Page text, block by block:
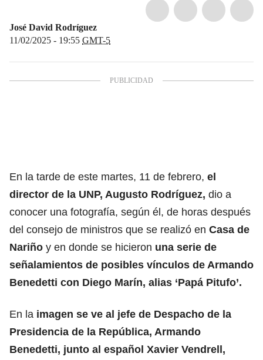
José David Rodríguez
11/02/2025 - 19:55 GMT-5
En la tarde de este martes, 11 de febrero, el
director de la UNP, Augusto Rodríguez, dio a
conocer una fotografía, según él, de horas después
del consejo de ministros que se realizó en Casa de
Nariño y en donde se hicieron una serie de
señalamientos de posibles vínculos de Armando
Benedetti con Diego Marín, alias ‘Papá Pitufo’.
En la imagen se ve al jefe de Despacho de la
Presidencia de la República, Armando
Benedetti, junto al español Xavier Vendrell,